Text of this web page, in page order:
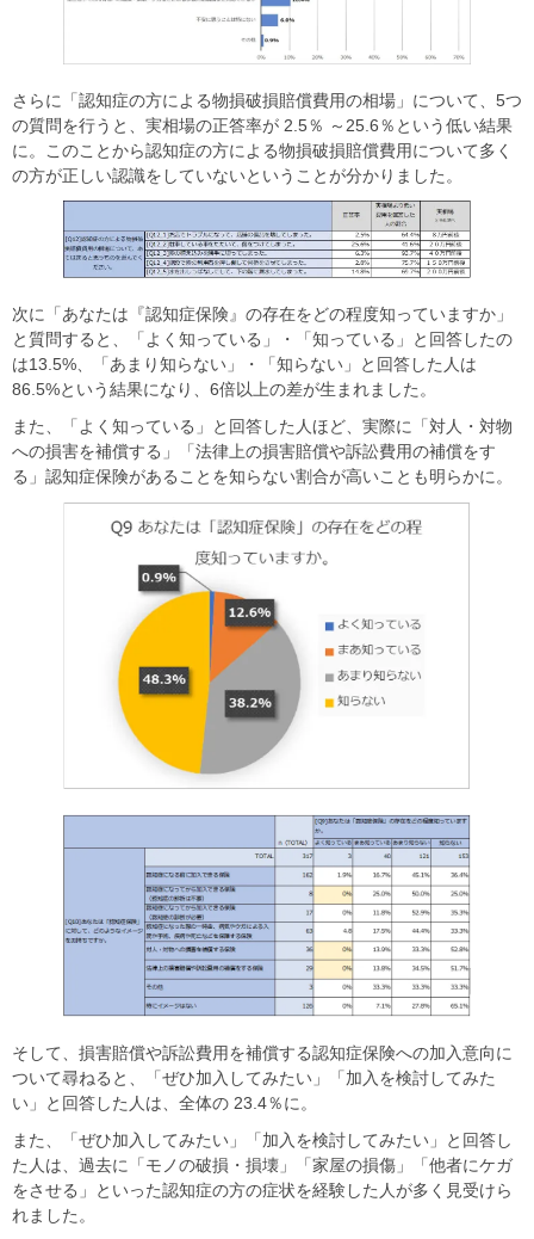
さらに「認知症の方による物損破損賠償費用の相場」について、5つ
の質問を行うと、実相場の正答率が 2.5％ ～25.6％という低い結果
に。このことから認知症の方による物損破損賠償費用について多く
の方が正しい認識をしていないということが分かりました。
次に「あなたは『認知症保険』の存在をどの程度知っていますか」
と質問すると、「よく知っている」・「知っている」と回答したの
は13.5%、「あまり知らない」・「知らない」と回答した人は
86.5%という結果になり、6倍以上の差が生まれました。
また、「よく知っている」と回答した人ほど、実際に「対人・対物
への損害を補償する」「法律上の損害賠償や訴訟費用の補償をす
る」認知症保険があることを知らない割合が高いことも明らかに。
そして、損害賠償や訴訟費用を補償する認知症保険への加入意向に
ついて尋ねると、「ぜひ加入してみたい」「加入を検討してみた
い」と回答した人は、全体の 23.4％に。
また、「ぜひ加入してみたい」「加入を検討してみたい」と回答し
た人は、過去に「モノの破損・損壊」「家屋の損傷」「他者にケガ
をさせる」といった認知症の方の症状を経験した人が多く見受けら
れました。